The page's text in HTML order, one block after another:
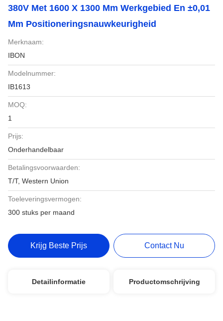
380V Met 1600 X 1300 Mm Werkgebied En ±0,01
Mm Positioneringsnauwkeurigheid
Merknaam:
IBON
Modelnummer:
IB1613
MOQ:
1
Prijs:
Onderhandelbaar
Betalingsvoorwaarden:
T/T, Western Union
Toeleveringsvermogen:
300 stuks per maand
Krijg Beste Prijs Contact Nu
Detailinformatie Productomschrijving